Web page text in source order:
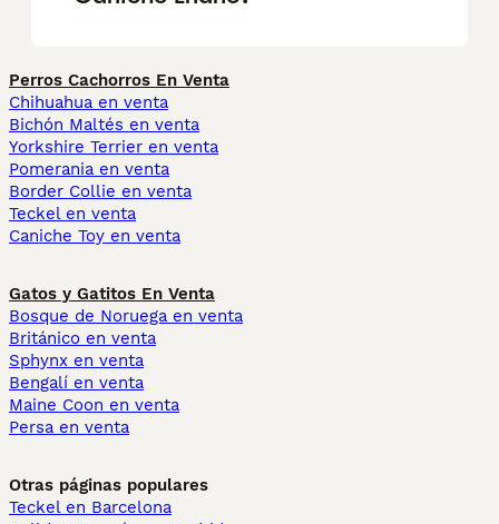
Perros Cachorros En Venta
Chihuahua en venta
Bichón Maltés en venta
Yorkshire Terrier en venta
Pomerania en venta
Border Collie en venta
Teckel en venta
Caniche Toy en venta
Gatos y Gatitos En Venta
Bosque de Noruega en venta
Británico en venta
Sphynx en venta
Bengalí en venta
Maine Coon en venta
Persa en venta
Otras páginas populares
Teckel en Barcelona